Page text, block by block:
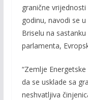
granične
godinu, navodi se
Briselu na
parlamenta,
“Zemlje
da se usklade sa
neshvatljiva